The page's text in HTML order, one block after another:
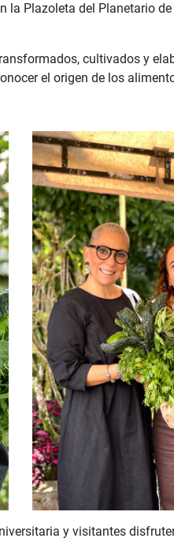
la Plazoleta del Planetario
cultivados y
el origen de los
y visitantes